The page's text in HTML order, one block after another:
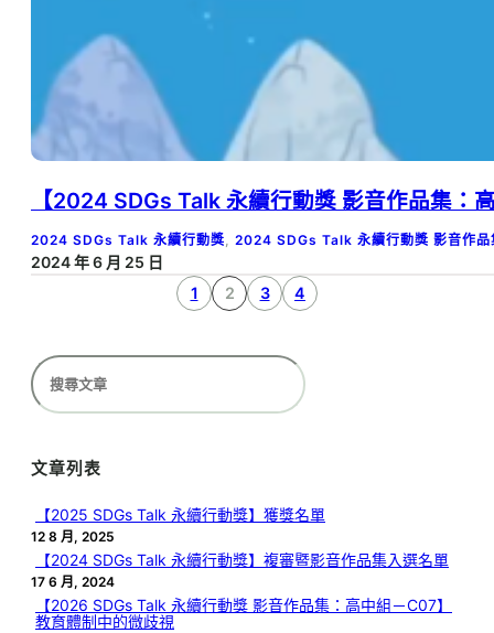
【2024 SDGs Talk 永續行動獎 影音作品集：
2024 SDGs Talk 永續行動獎 2024 SDGs Talk 永續行動獎 影音作品
2024 年 6 月 25 日
1
2 3 4
搜
尋
文章列表
【2025 SDGs Talk 永續行動獎】獲獎名單
12 8 月, 2025
【2024 SDGs Talk 永續行動獎】複審暨影音作品集入選名單
17 6 月, 2024
【2026 SDGs Talk 永續行動獎 影音作品集：高中組－C07】
教育體制中的微歧視